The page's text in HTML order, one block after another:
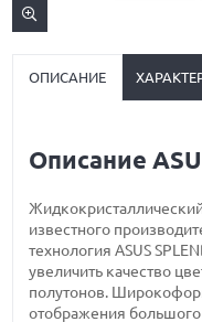
ОПИСАНИЕ
Описание
известного
технология ASUS
увеличить качество
полутонов.
отображения